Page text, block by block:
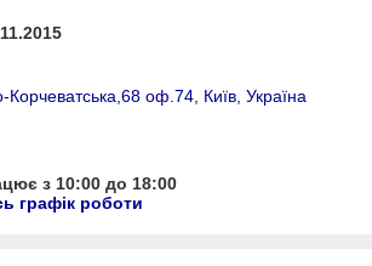
оф.74, Київ, Україна
з 10:00 до 18:00
графік роботи